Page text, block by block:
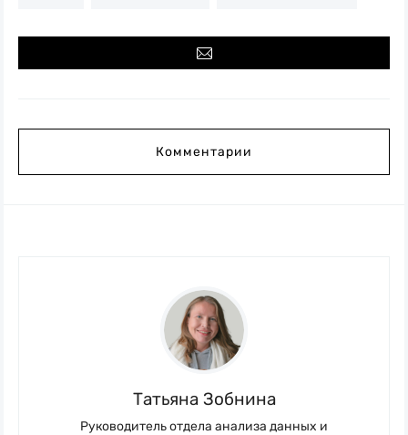
Комментарии
Татьяна Зобнина
Руководитель отдела анализа данных и